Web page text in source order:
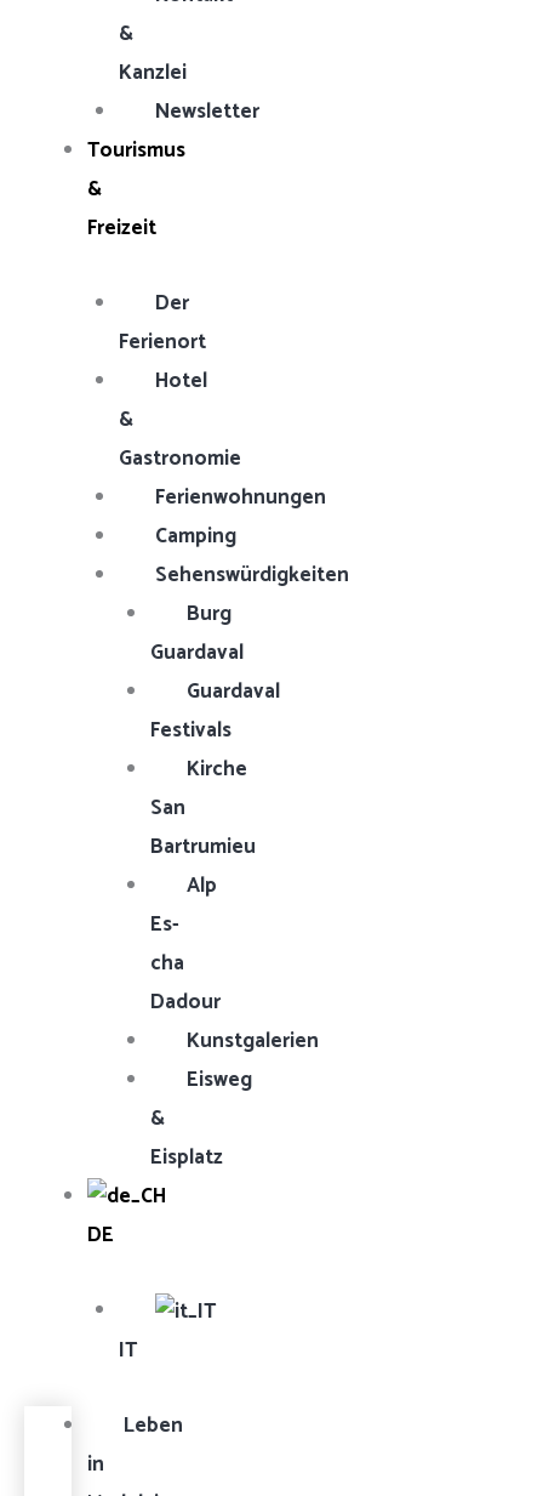
&
Kanzlei
Newsletter
Tourismus
&
Freizeit
Der
Ferienort
Hotel
&
Gastronomie
Ferienwohnungen
Camping
Sehenswürdigkeiten
Burg
Guardaval
Guardaval
Festivals
Kirche
San
Bartrumieu
Alp
Es-
cha
Dadour
Kunstgalerien
Eisweg
&
Eisplatz
DE
IT
Leben
in